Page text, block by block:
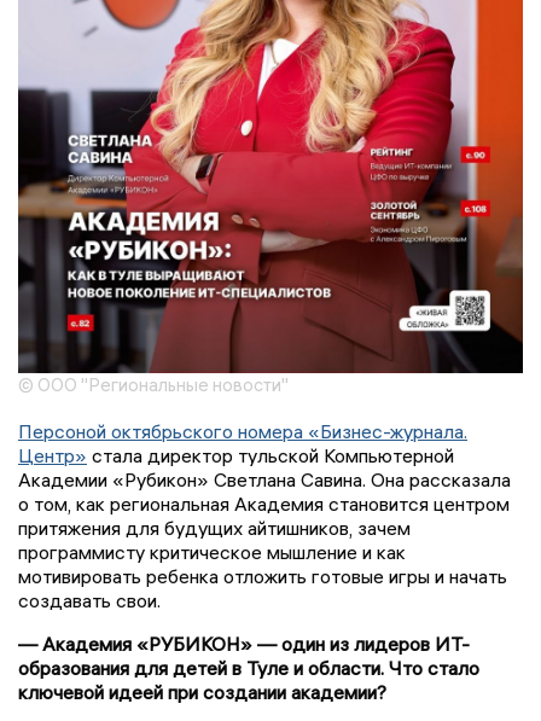
© ООО "Региональные новости"
Персоной октябрьского номера «Бизнес-журнала.
Центр» стала директор тульской Компьютерной
Академии «Рубикон» Светлана Савина. Она рассказала
о том, как региональная Академия становится центром
притяжения для будущих айтишников, зачем
программисту критическое мышление и как
мотивировать ребенка отложить готовые игры и начать
создавать свои.
— Академия «РУБИКОН» — один из лидеров ИТ-
образования для детей в Туле и области. Что стало
ключевой идеей при создании академии?